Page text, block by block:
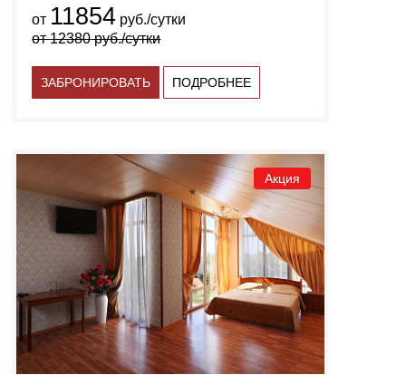
от 11854 руб./сутки
от12380руб./сутки
ЗАБРОНИРОВАТЬ ПОДРОБНЕЕ
Акция